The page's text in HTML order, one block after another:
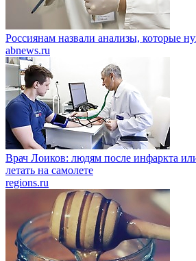
Россиянам назвали анализы, которые
abnews.ru
Врач Лоиков: людям после инфаркта
летать на самолете
regions.ru